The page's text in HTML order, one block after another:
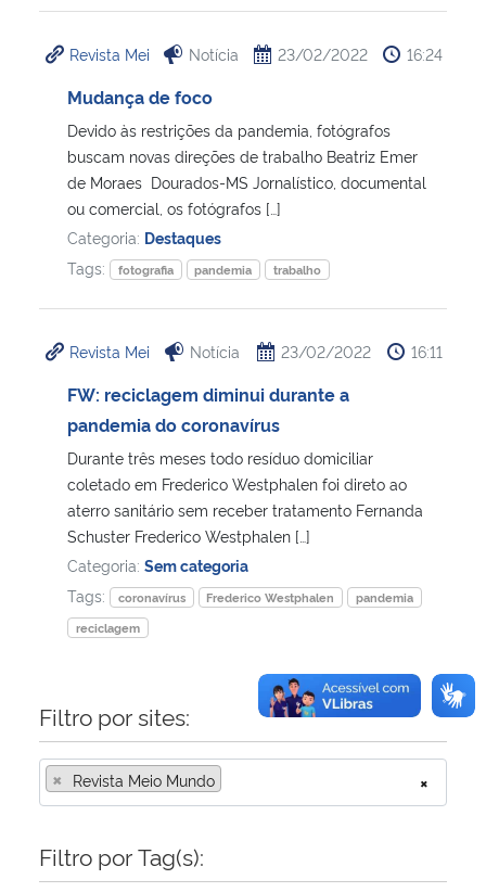
Gabinete de Segurança Institucional
Advocacia-Geral da União
Banco Central do Brasil
Revista Mei Notícia 23/02/2022 16:24
Mudança de foco
Devido às restrições da pandemia, fotógrafos
buscam novas direções de trabalho Beatriz Emer
de Moraes Dourados-MS Jornalístico, documental
ou comercial, os fotógrafos […]
Categoria: Destaques
Tags:
fotografia pandemia trabalho
Revista Mei Notícia 23/02/2022 16:11
FW: reciclagem diminui durante a
pandemia do coronavírus
Durante três meses todo resíduo domiciliar
coletado em Frederico Westphalen foi direto ao
aterro sanitário sem receber tratamento Fernanda
Schuster Frederico Westphalen […]
Categoria: Sem categoria
Tags:
coronavírus Frederico Westphalen
pandemia
reciclagem
Filtro por sites:
×
× Revista Meio Mundo
Filtro por Tag(s):